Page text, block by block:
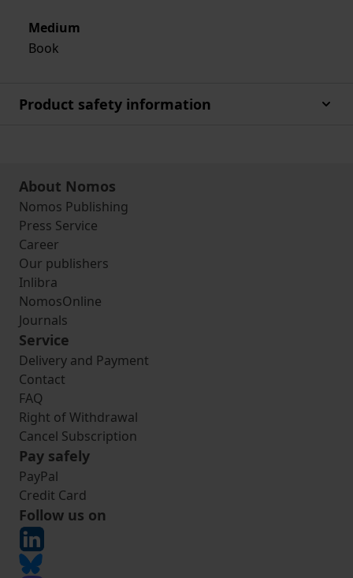
Medium
Book
Product safety information
About Nomos
Nomos Publishing
Press Service
Career
Our publishers
Inlibra
NomosOnline
Journals
Service
Delivery and Payment
Contact
FAQ
Right of Withdrawal
Cancel Subscription
Pay safely
PayPal
Credit Card
Follow us on